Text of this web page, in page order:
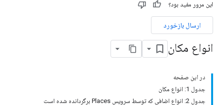
این مرور مفید بود؟
ارسال بازخورد
انواع مکان
در این صفحه
جدول 1: انواع مکان
جدول 2: انواع اضافی که توسط سرویس Places برگردانده شده است